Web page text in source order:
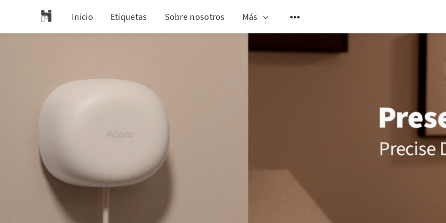
Inicio Etiquetas Sobre nosotros Más